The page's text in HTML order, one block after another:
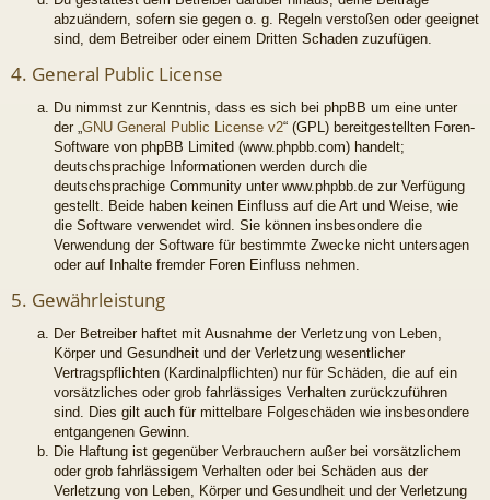
abzuändern, sofern sie gegen o. g. Regeln verstoßen oder geeignet
sind, dem Betreiber oder einem Dritten Schaden zuzufügen.
4. General Public License
Du nimmst zur Kenntnis, dass es sich bei phpBB um eine unter
der „ GNU General Public License v2“ (GPL) bereitgestellten Foren-
Software von phpBB Limited (www.phpbb.com) handelt;
deutschsprachige Informationen werden durch die
deutschsprachige Community unter www.phpbb.de zur Verfügung
gestellt. Beide haben keinen Einfluss auf die Art und Weise, wie
die Software verwendet wird. Sie können insbesondere die
Verwendung der Software für bestimmte Zwecke nicht untersagen
oder auf Inhalte fremder Foren Einfluss nehmen.
5. Gewährleistung
Der Betreiber haftet mit Ausnahme der Verletzung von Leben,
Körper und Gesundheit und der Verletzung wesentlicher
Vertragspflichten (Kardinalpflichten) nur für Schäden, die auf ein
vorsätzliches oder grob fahrlässiges Verhalten zurückzuführen
sind. Dies gilt auch für mittelbare Folgeschäden wie insbesondere
entgangenen Gewinn.
Die Haftung ist gegenüber Verbrauchern außer bei vorsätzlichem
oder grob fahrlässigem Verhalten oder bei Schäden aus der
Verletzung von Leben, Körper und Gesundheit und der Verletzung